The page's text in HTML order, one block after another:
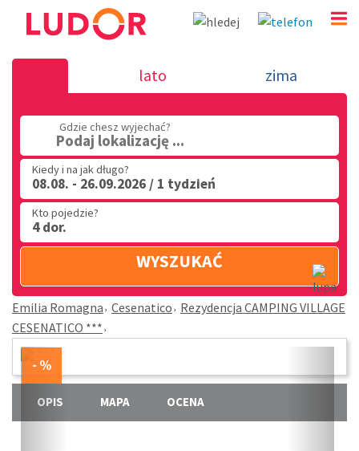
Rezydencja CAMPING VILLAGE CESENATICO *** -
Emilia Romagna
(32) 720 60 56
lato zima
Gdzie chesz wyjechać?
Podaj lokalizację ...
Kiedy i na jak długo?
08.08. - 26.09.2026 / 1 tydzień
Kto pojedzie?
4 dor.
WYSZUKAĆ
Emilia Romagna Cesenatico Rezydencja CAMPING VILLAGE
CESENATICO ***
OPIS MAPA OCENA